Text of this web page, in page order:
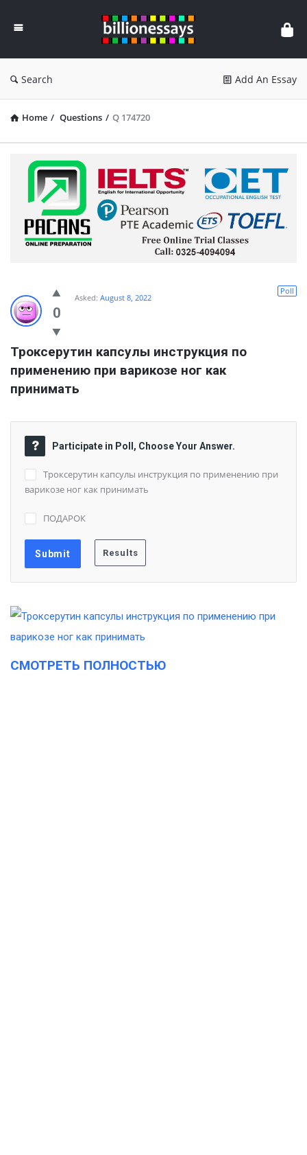
Essays
Search Add An Essay
Home / Questions / Q 174720
0
Poll
Asked: August 8, 2022
Троксерутин капсулы инструкция по
применению при варикозе ног как
принимать
Participate in Poll, Choose Your Answer.
Троксерутин капсулы инструкция по применению при
варикозе ног как принимать
ПОДАРОК
СМОТРЕТЬ ПОЛНОСТЬЮ